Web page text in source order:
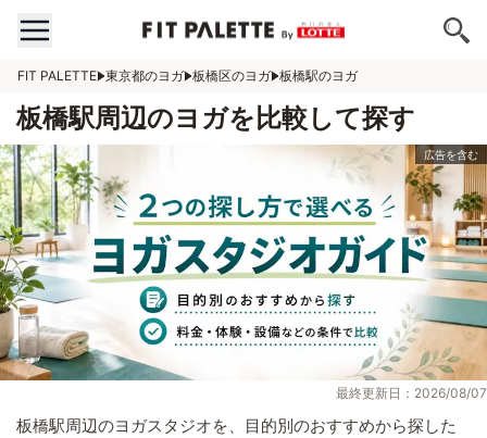
FIT PALETTE 東京都のヨガ 板橋区のヨガ 板橋駅のヨガ
板橋駅周辺のヨガを比較して探す
最終更新日：2026/08/07
板橋駅周辺のヨガスタジオを、目的別のおすすめから探した